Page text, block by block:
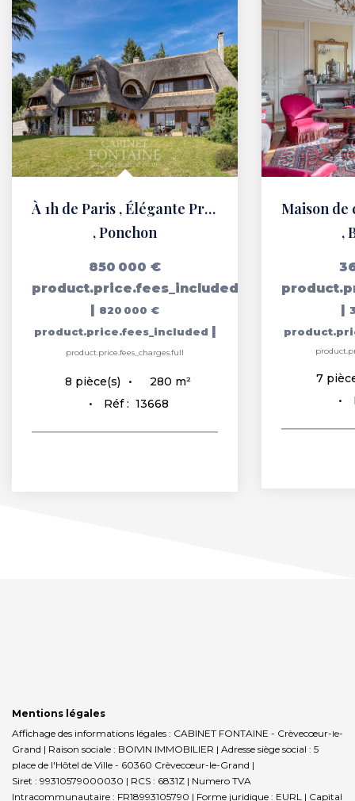
À 1h de Paris , Élégante Propriété de Charme au Coeur d'un...
,Ponchon
850 000 €
product.price.fees_included
| 820 000 €
product.price.fees_included |
product.price.fees_charges.full
8 pièce(s) 280 m²
Réf : 13668
,
|
7
Mentions légales
Affichage des informations légales : CABINET FONTAINE - Crèvecœur-le-
Grand | Raison sociale : BOIVIN IMMOBILIER | Adresse siège social : 5
place de l'Hôtel de Ville - 60360 Crèvecœur-le-Grand |
Siret : 99310579000030 | RCS : 6831Z | Numero TVA
Intracommunautaire : FR18993105790 | Forme juridique : EURL | Capital